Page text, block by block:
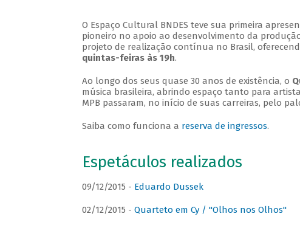
O Espaço Cultural BNDES teve sua primeira
pioneiro no apoio ao desenvolvimento da
projeto de realização contínua no Brasil,
quintas-feiras às 19h.
Ao longo dos seus quase 30 anos de existência, o
música brasileira, abrindo espaço tanto para
MPB passaram, no início de suas carreiras, pelo
Saiba como funciona a reserva de ingressos.
Espetáculos realizados
09/12/2015 - Eduardo Dussek
02/12/2015 - Quarteto em Cy / "Olhos nos Olhos"